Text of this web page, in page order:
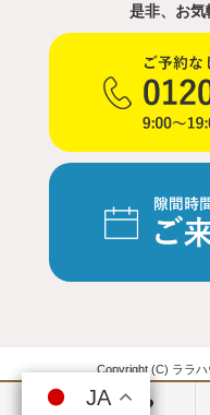
JA
JA
是非、お気
Copyright (C) ララ
JA
JA